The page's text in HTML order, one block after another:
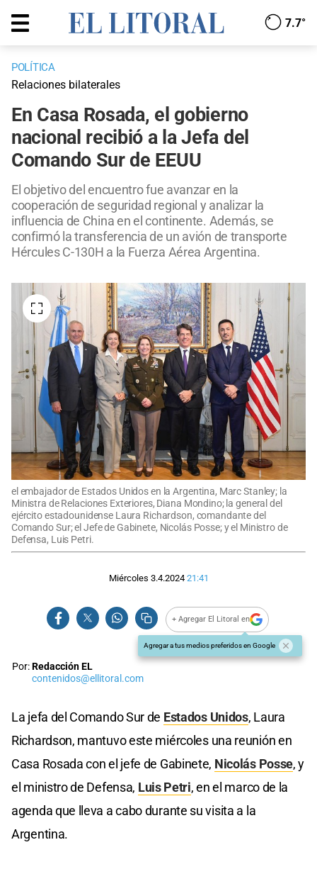
7.7°
POLÍTICA
Relaciones bilaterales
En Casa Rosada, el gobierno
nacional recibió a la Jefa del
Comando Sur de EEUU
El objetivo del encuentro fue avanzar en la
cooperación de seguridad regional y analizar la
influencia de China en el continente. Además, se
confirmó la transferencia de un avión de transporte
Hércules C-130H a la Fuerza Aérea Argentina.
el embajador de Estados Unidos en la Argentina, Marc Stanley; la
Ministra de Relaciones Exteriores, Diana Mondino; la general del
ejército estadounidense Laura Richardson, comandante del
Comando Sur; el Jefe de Gabinete, Nicolás Posse; y el Ministro de
Defensa, Luis Petri.
Miércoles 3.4.2024 21:41
+ Agregar El Litoral en
Agregar a tus medios preferidos en Google
Por:Redacción EL
contenidos@ellitoral.com
La jefa del Comando Sur de Estados Unidos, Laura
Richardson, mantuvo este miércoles una reunión en
Casa Rosada con el jefe de Gabinete, Nicolás Posse, y
el ministro de Defensa, Luis Petri, en el marco de la
agenda que lleva a cabo durante su visita a la
Argentina.